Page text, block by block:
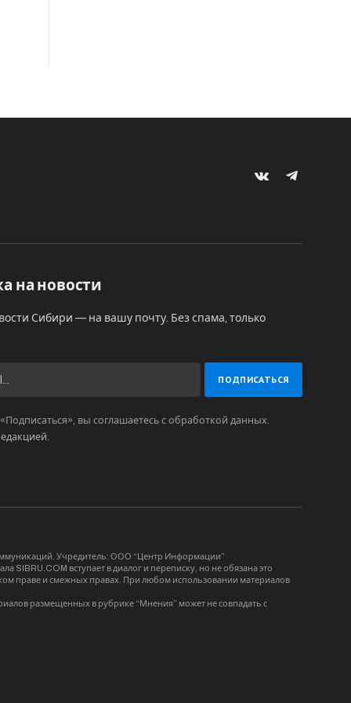
VKontakteTelegram
на новости
Сибири — на вашу почту. Без спама, только
вы соглашаетесь с обработкой данных.
.
Учредитель: ООО “Центр Информации”
SIBRU.COM вступает в диалог и переписку, но не обязана это
праве и смежных правах. При любом использовании материалов
размещенных в рубрике “Мнения” может не совпадать с